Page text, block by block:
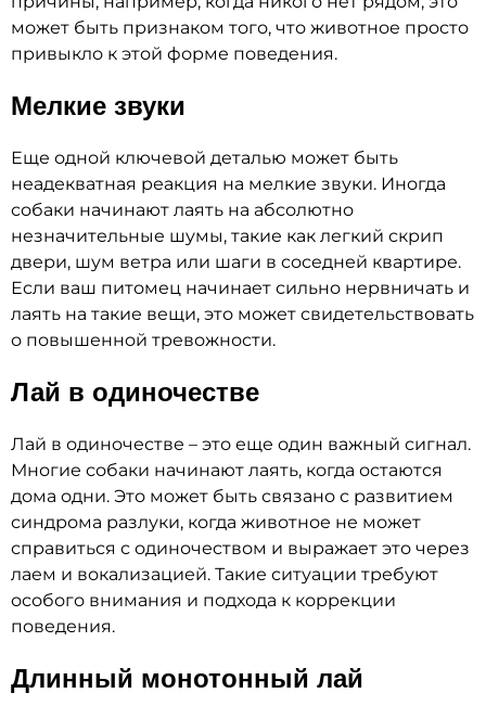
может быть признаком того, что животное просто
привыкло к этой форме поведения.
Мелкие звуки
Еще одной ключевой деталью может быть
неадекватная реакция на мелкие звуки. Иногда
собаки начинают лаять на абсолютно
незначительные шумы, такие как легкий скрип
двери, шум ветра или шаги в соседней квартире.
Если ваш питомец начинает сильно нервничать и
лаять на такие вещи, это может свидетельствовать
о повышенной тревожности.
Лай в одиночестве
Лай в одиночестве – это еще один важный сигнал.
Многие собаки начинают лаять, когда остаются
дома одни. Это может быть связано с развитием
синдрома разлуки, когда животное не может
справиться с одиночеством и выражает это через
лаем и вокализацией. Такие ситуации требуют
особого внимания и подхода к коррекции
поведения.
Длинный монотонный лай